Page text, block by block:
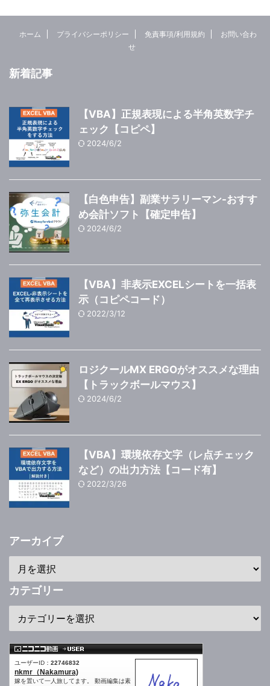
ホーム プライバシーポリシー 免責事項/利用規約
お問い合わ
せ
新着記事
【VBA】正規表現による半角英数字チ
ェック【コピペ】
2024/6/2
【白色申告】副業サラリーマン-おすす
め会計ソフト【確定申告】
2024/6/2
【VBA】非表示EXCELシートを一括表
示（コピペコード）
2022/3/12
ロジクールMX ERGOがオススメな理由
【トラックボールマウス】
2024/6/2
【VBA】環境依存文字（レ点チェック
など）の出力方法【コード有】
2022/3/26
アーカイブ
カテゴリー